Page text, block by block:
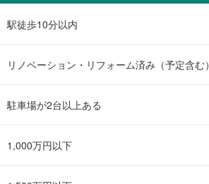
駅徒歩10分以内
リノベーション・リフォーム済み（予定含む）
駐車場が2台以上ある
1,000万円以下